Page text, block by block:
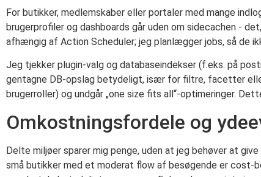
For butikker, medlemskaber eller portaler med mange
brugerprofiler og dashboards går uden om sidecachen -
afhængig af Action Scheduler; jeg planlægger jobs, så de
Jeg tjekker plugin-valg og databaseindekser (f.eks. på
gentagne DB-opslag betydeligt, især for filtre, facetter
brugerroller) og undgår „one size fits all“-optimeringer.
Omkostningsfordele og
Delte miljøer sparer mig penge, uden at jeg behøver at
små butikker med et moderat flow af besøgende er cost-